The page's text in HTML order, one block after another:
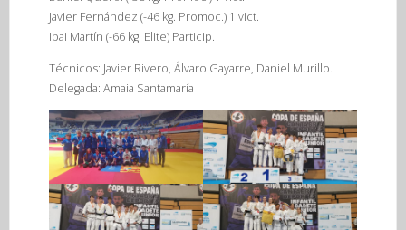
Javier Fernández (-46 kg. Promoc.) 1 vict.
Ibai Martín (-66 kg. Elite) Particip.
Técnicos: Javier Rivero, Álvaro Gayarre, Daniel Murillo.
Delegada: Amaia Santamaría